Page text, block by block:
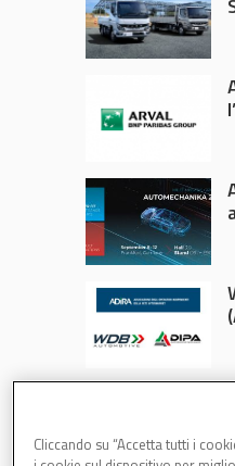
Cliccando su “Accetta tutti i